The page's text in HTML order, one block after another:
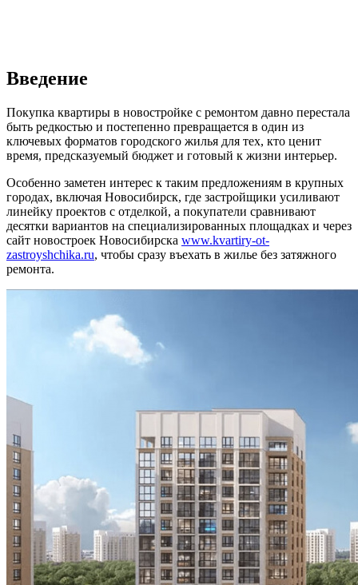
Введение
Покупка квартиры в новостройке с ремонтом давно перестала
быть редкостью и постепенно превращается в один из
ключевых форматов городского жилья для тех, кто ценит
время, предсказуемый бюджет и готовый к жизни интерьер.
Особенно заметен интерес к таким предложениям в крупных
городах, включая Новосибирск, где застройщики усиливают
линейку проектов с отделкой, а покупатели сравнивают
десятки вариантов на специализированных площадках и через
сайт новостроек Новосибирска www.kvartiry-ot-
zastroyshchika.ru, чтобы сразу въехать в жилье без затяжного
ремонта.